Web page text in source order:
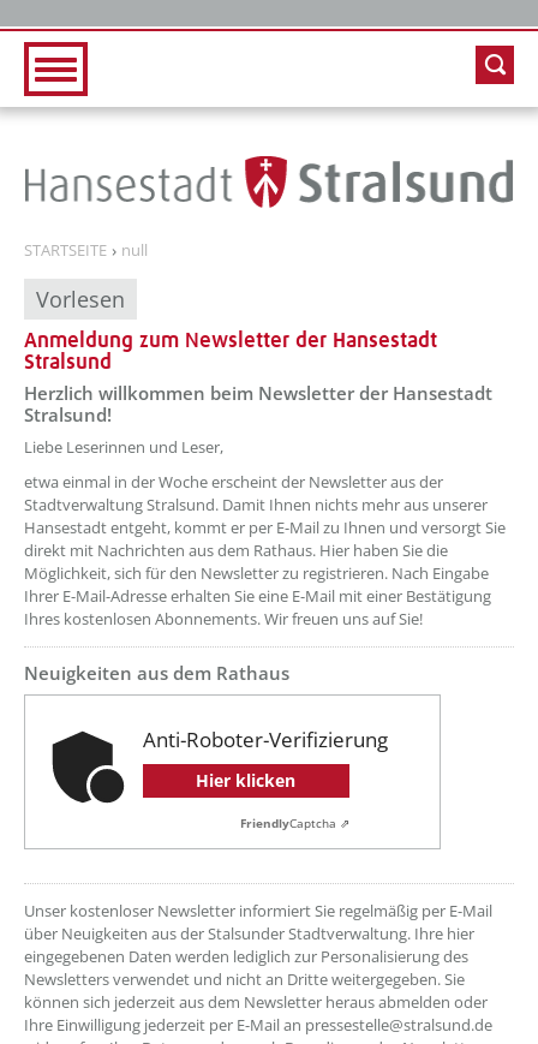
STARTSEITE null
Vorlesen
Anmeldung zum Newsletter der Hansestadt
Stralsund
??? absaetzeOben[1]/titel ???
Herzlich willkommen beim Newsletter der Hansestadt
Stralsund!
Liebe Leserinnen und Leser,
etwa einmal in der Woche erscheint der Newsletter aus der
Stadtverwaltung Stralsund. Damit Ihnen nichts mehr aus unserer
Hansestadt entgeht, kommt er per E-Mail zu Ihnen und versorgt Sie
direkt mit Nachrichten aus dem Rathaus. Hier haben Sie die
Möglichkeit, sich für den Newsletter zu registrieren. Nach Eingabe
Ihrer E-Mail-Adresse erhalten Sie eine E-Mail mit einer Bestätigung
Ihres kostenlosen Abonnements. Wir freuen uns auf Sie!
??? absaetzeOben[2]/titel ???
Neuigkeiten aus dem Rathaus
Anti-Roboter-Verifizierung
Hier klicken
FriendlyCaptcha ⇗
??? absaetzeOben[3]/titel ???
Unser kostenloser Newsletter informiert Sie regelmäßig per E-Mail
über Neuigkeiten aus der Stalsunder Stadtverwaltung. Ihre hier
eingegebenen Daten werden lediglich zur Personalisierung des
Newsletters verwendet und nicht an Dritte weitergegeben. Sie
können sich jederzeit aus dem Newsletter heraus abmelden oder
Ihre Einwilligung jederzeit per E-Mail an pressestelle@stralsund.de